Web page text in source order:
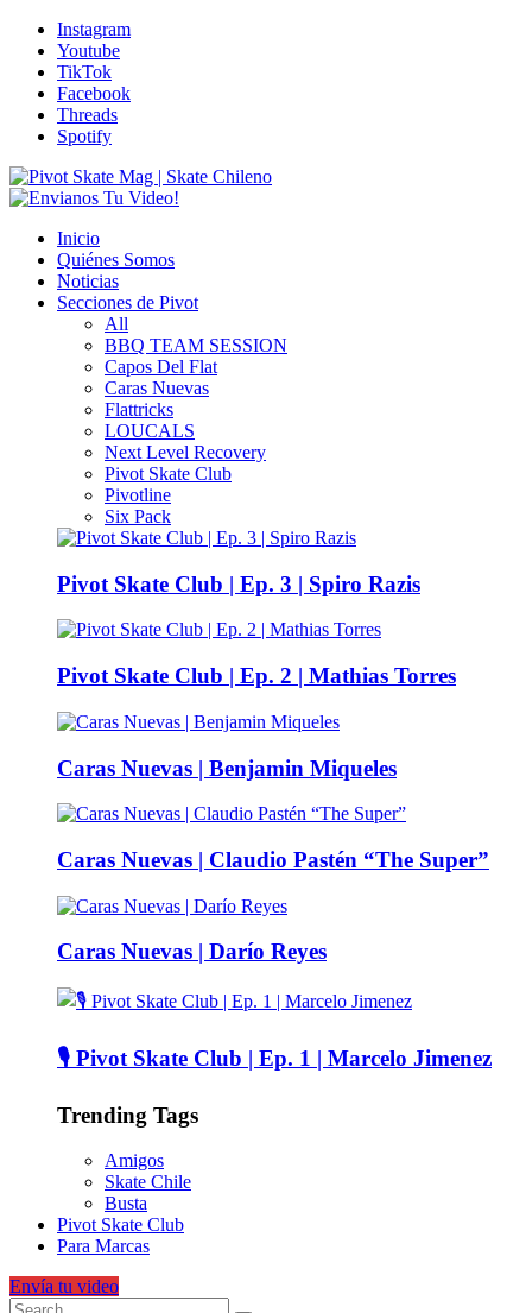
Instagram
Youtube
TikTok
Facebook
Threads
Spotify
Inicio
Quiénes Somos
Noticias
Secciones de Pivot
All
BBQ TEAM SESSION
Capos Del Flat
Caras Nuevas
Flattricks
LOUCALS
Next Level Recovery
Pivot Skate Club
Pivotline
Six Pack
Pivot Skate Club | Ep. 3 | Spiro Razis
Pivot Skate Club | Ep. 2 | Mathias Torres
Caras Nuevas | Benjamin Miqueles
Caras Nuevas | Claudio Pastén “The Super”
Caras Nuevas | Darío Reyes
🎙️ Pivot Skate Club | Ep. 1 | Marcelo Jimenez
Trending Tags
Amigos
Skate Chile
Busta
Pivot Skate Club
Para Marcas
Envía tu video